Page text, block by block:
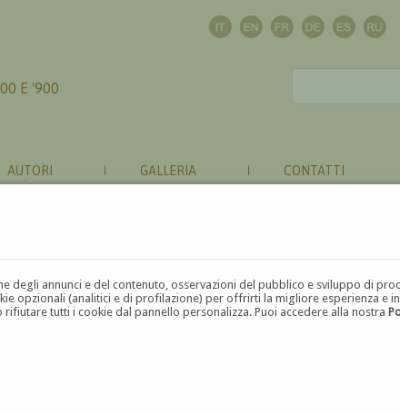
degli annunci e del contenuto, osservazioni del pubblico e sviluppo di
opzionali (analitici e di profilazione) per offrirti la migliore esperienza e
tutti i cookie dal pannello personalizza. Puoi accedere alla nostra
E '900
AUTORI GALLERIA CONTATTI